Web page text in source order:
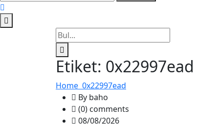
Etiket: 0x22997ead
Home 0x22997ead
By baho
(0) comments
08/08/2026